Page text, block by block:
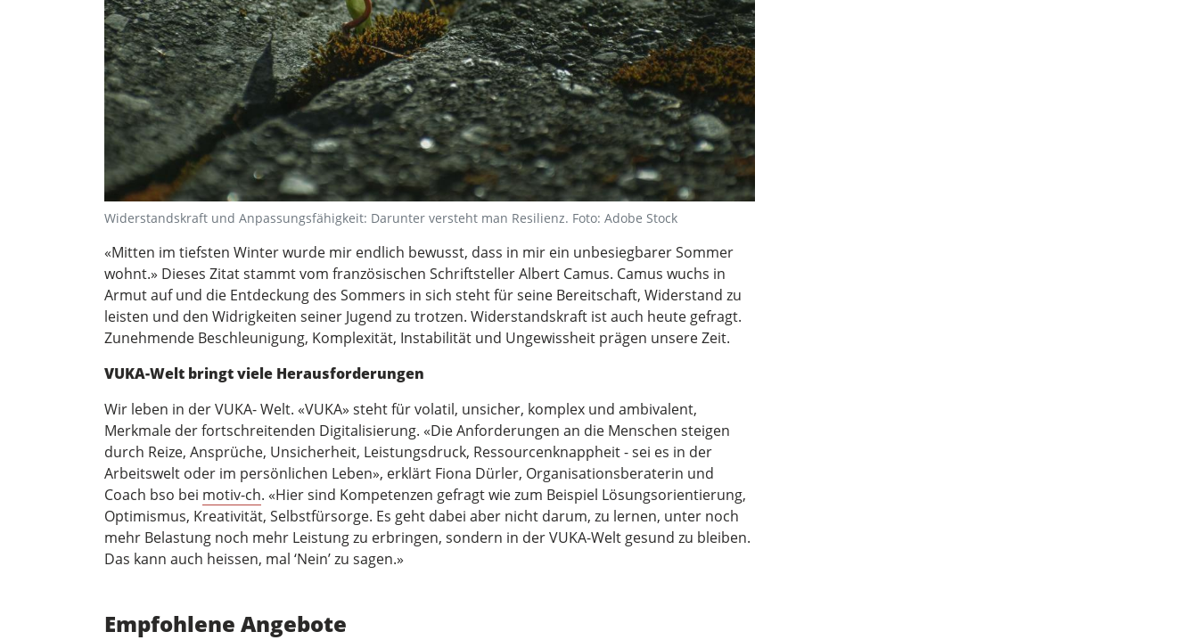
Widerstandskraft und Anpassungsfähigkeit: Darunter versteht man Resilienz. Foto: Adobe Stock
«Mitten im tiefsten Winter wurde mir endlich bewusst, dass in mir ein unbesiegbarer Sommer
wohnt.» Dieses Zitat stammt vom französischen Schriftsteller Albert Camus. Camus wuchs in
Armut auf und die Entdeckung des Sommers in sich steht für seine Bereitschaft, Widerstand zu
leisten und den Widrigkeiten seiner Jugend zu trotzen. Widerstandskraft ist auch heute gefragt.
Zunehmende Beschleunigung, Komplexität, Instabilität und Ungewissheit prägen unsere Zeit.
VUKA-Welt bringt viele Herausforderungen
Wir leben in der VUKA- Welt. «VUKA» steht für volatil, unsicher, komplex und ambivalent,
Merkmale der fortschreitenden Digitalisierung. «Die Anforderungen an die Menschen steigen
durch Reize, Ansprüche, Unsicherheit, Leistungsdruck, Ressourcenknappheit - sei es in der
Arbeitswelt oder im persönlichen Leben», erklärt Fiona Dürler, Organisationsberaterin und
Coach bso bei motiv-ch. «Hier sind Kompetenzen gefragt wie zum Beispiel Lösungsorientierung,
Optimismus, Kreativität, Selbstfürsorge. Es geht dabei aber nicht darum, zu lernen, unter noch
mehr Belastung noch mehr Leistung zu erbringen, sondern in der VUKA-Welt gesund zu bleiben.
Das kann auch heissen, mal ‘Nein’ zu sagen.»
Empfohlene Angebote